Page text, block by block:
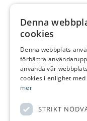
Denna
cookies
Denna webbplats
förbättra
använda vår
cookies i enlighet
mer
STRIKT